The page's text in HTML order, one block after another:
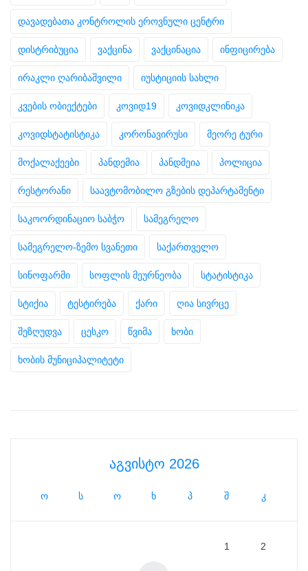
დავადებათა კონტროლის ეროვნული ცენტრი
დისტრიბუცია ვაქცინა ვაქცინაცია ინფიცირება
ირაკლი ღარიბაშვილი იუსტიციის სახლი
კვების ობიექტები კოვიდ19 კოვიდკლინიკა
კოვიდსტატისტიკა კორონავირუსი მეორე ტური
მოქალაქეები პანდემია პანდმეია პოლიცია
რესტორანი საავტომობილო გზების დეპარტამენტი
საკოორდინაციო საბჭო სამეგრელო
სამეგრელო-ზემო სვანეთი საქართველო
სინოფარმი სოფლის მეურნეობა სტატისტიკა
სტიქია ტესტირება ქარი ღია სივრცე
შეზღუდვა ცესკო წვიმა ხობი
ხობის მუნიციპალიტეტი
აგვისტო 2026
ო ს ო ხ პ შ კ
1 2